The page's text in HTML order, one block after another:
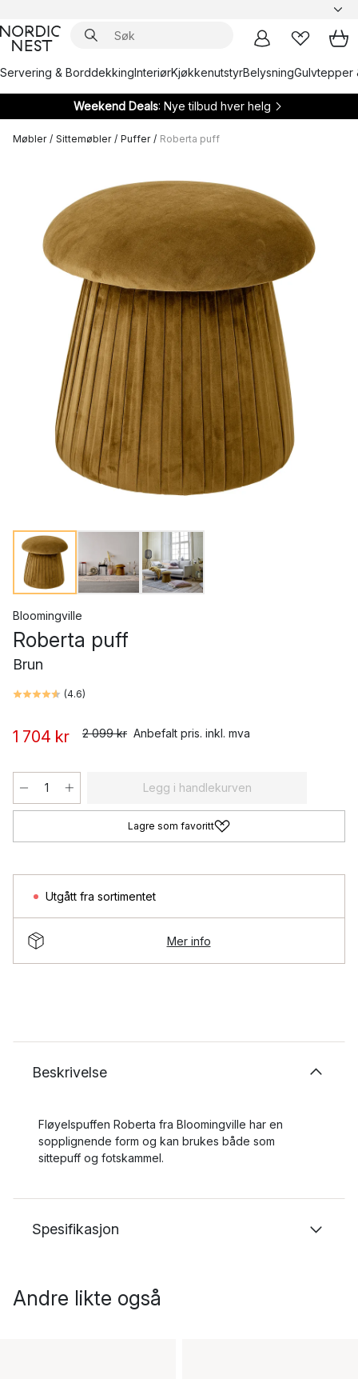
Servering & BorddekkingInteriørKjøkkenutstyrBelysningGulvtepper
Weekend Deals: Nye tilbud hver helg
Møbler / Sittemøbler / Puffer / Roberta puff
Bloomingville
Roberta puff
Brun
(4.6)
1 704 kr 2 099 kr Anbefalt pris. inkl. mva
Legg i handlekurven
Lagre som favoritt
Utgått fra sortimentet
Mer info
Beskrivelse
Fløyelspuffen Roberta fra Bloomingville har en
sopplignende form og kan brukes både som
sittepuff og fotskammel.
Spesifikasjon
Andre likte også